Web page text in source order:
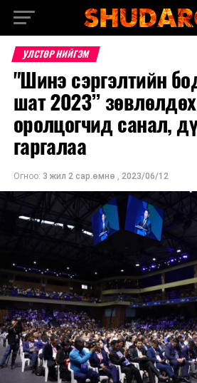
УЛСТӨР НИЙГЭМ
"Шинэ сэргэлтийн
шат 2023”
оролцогчид санал,
гаргалаа
Огноо: 3 жил 2 сар.өмнө , 2023/06/12